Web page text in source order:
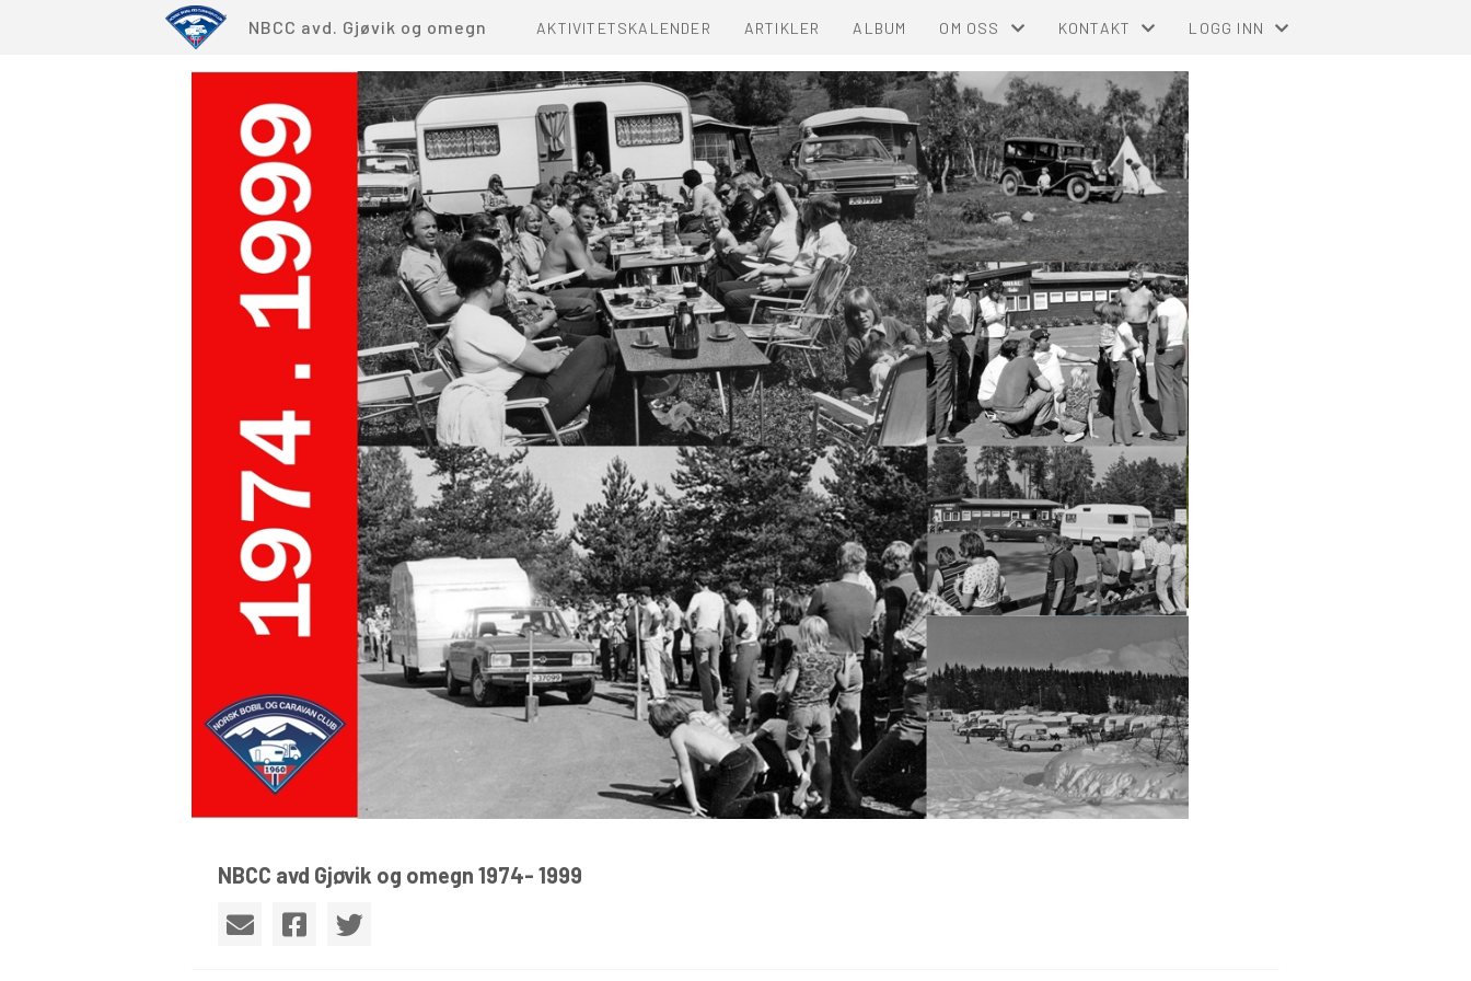
NBCC avd. Gjøvik og omegn AKTIVITETSKALENDER ARTIKLER ALBUM OM OSS
MINNEBOK
OM AVDELINGEN
KONTAKT
KONTAKT OSS
AVDELINGSSTYRET
LOGG INN
NBCC avd Gjøvik og omegn 1974- 1999